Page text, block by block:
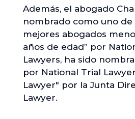
Además, el abogado
nombrado como uno de
mejores abogados
años de edad” por
Lawyers, ha sido
por National Trial
Lawyer" por la Junta
Lawyer.